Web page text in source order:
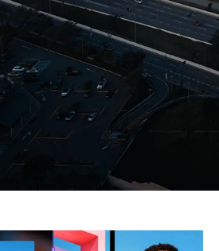
NOVIDADES COM
ARTIFICIAL PARA SEUS
E MAIS. CONFIRA OS
SEXTA-FEIRA (31)